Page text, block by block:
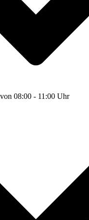
08:00 - 11:00 Uhr